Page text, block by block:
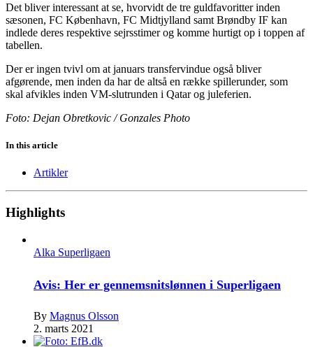
Det bliver interessant at se, hvorvidt de tre guldfavoritter inden
sæsonen, FC København, FC Midtjylland samt Brøndby IF kan
indlede deres respektive sejrsstimer og komme hurtigt op i toppen af
tabellen.
Der er ingen tvivl om at januars transfervindue også bliver
afgørende, men inden da har de altså en række spillerunder, som
skal afvikles inden VM-slutrunden i Qatar og juleferien.
Foto: Dejan Obretkovic / Gonzales Photo
In this article
Artikler
Highlights
Alka Superligaen
Avis: Her er gennemsnitslønnen i Superligaen
By Magnus Olsson
2. marts 2021